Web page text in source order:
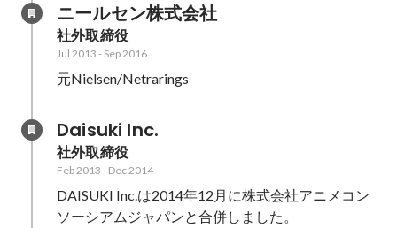
ニールセン株式会社
社外取締役
Jul 2013 - Sep 2016
元Nielsen/Netrarings
Daisuki Inc.
社外取締役
Feb 2013 - Dec 2014
DAISUKI Inc.は2014年12月に株式会社アニメコン
ソーシアムジャパンと合併しました。